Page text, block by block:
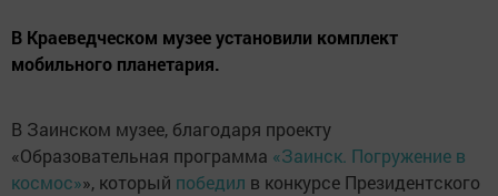
В Краеведческом музее установили комплект
мобильного планетария.
В Заинском музее, благодаря проекту
«Образовательная программа «Заинск. Погружение в
космос»», который победил в конкурсе Президентского